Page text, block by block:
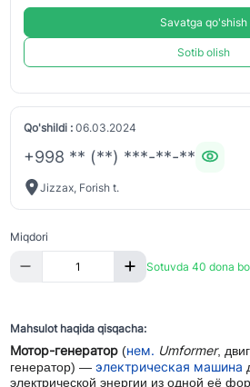
Savatga qo'shish
Sotib olish
Qo'shildi :06.03.2024
+998 ** (**) ***-**-**
Jizzax, Forish t.
Miqdori
Sotuvda 40 dona
Mahsulot haqida qisqacha:
Мотор-генератор(нем. Umformer,
генератор) — электрическая машина
электрической энергии из одной её